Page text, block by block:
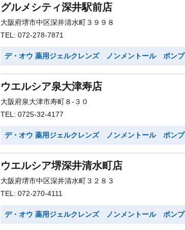
グルメシティ深井駅前店
大阪府堺市中区深井清水町３９９８
TEL: 072-278-7871
デ・オウ 薬用ジェルクレンズ ノンメントール ポンプ
ウエルシア泉大津寿店
大阪府泉大津市寿町８-３０
TEL: 0725-32-4177
デ・オウ 薬用ジェルクレンズ ノンメントール ポンプ
ウエルシア堺深井清水町店
大阪府堺市中区深井清水町３２８３
TEL: 072-270-4111
デ・オウ 薬用ジェルクレンズ ノンメントール ポンプ